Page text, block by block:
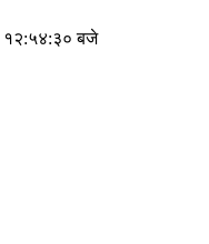
१२:५४:३० बजे